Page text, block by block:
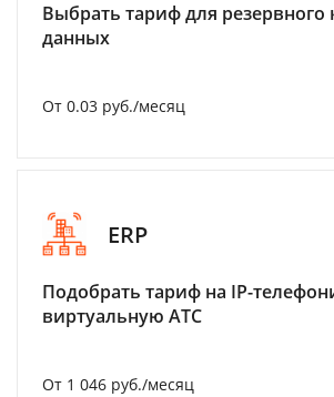
Выбрать тариф для резервного
данных
От 0.03 руб./месяц
ERP
Подобрать тариф на IP-
виртуальную АТС
От 1 046 руб./месяц